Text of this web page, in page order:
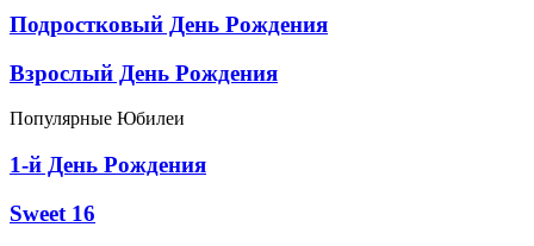
Подростковый День Рождения
Взрослый День Рождения
Популярные Юбилеи
1-й День Рождения
Sweet 16